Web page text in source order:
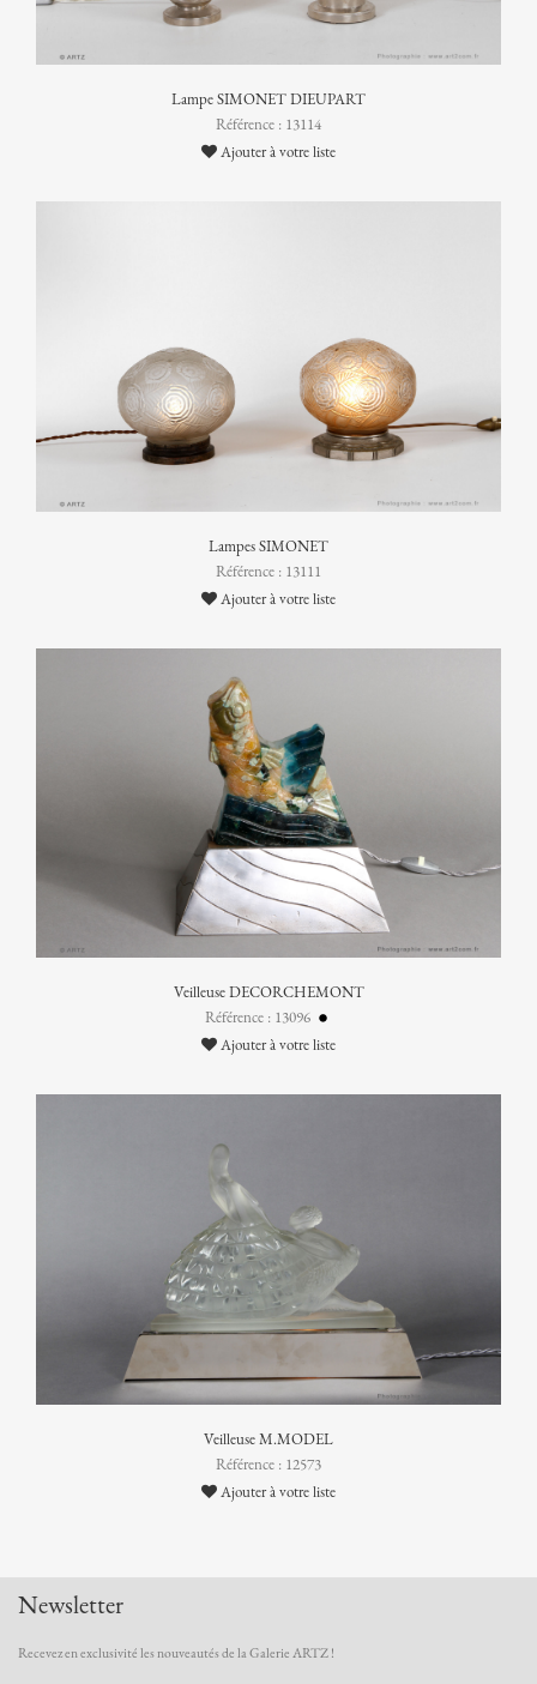
Lampe SIMONET DIEUPART
Référence : 13114
Ajouter à votre liste
Lampes SIMONET
Référence : 13111
Ajouter à votre liste
Veilleuse DECORCHEMONT
Référence : 13096
Ajouter à votre liste
Veilleuse M.MODEL
Référence : 12573
Ajouter à votre liste
Newsletter
Recevez en exclusivité les nouveautés de la Galerie ARTZ !